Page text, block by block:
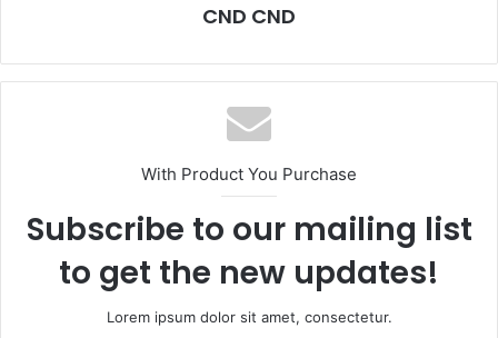
CND CND
With Product You Purchase
Subscribe to our mailing list
to get the new updates!
Lorem ipsum dolor sit amet, consectetur.